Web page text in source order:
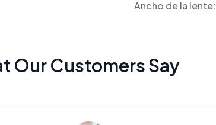
Ancho de la lente:
Our Customers Say